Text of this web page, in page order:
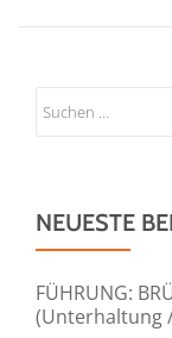
NEUESTE
FÜHRUNG:
(Unterhaltung